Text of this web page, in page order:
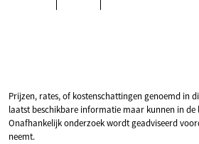
Prijzen, rates, of kostenschattingen genoemd in
laatst beschikbare informatie maar kunnen in
Onafhankelijk onderzoek wordt geadviseerd
neemt.